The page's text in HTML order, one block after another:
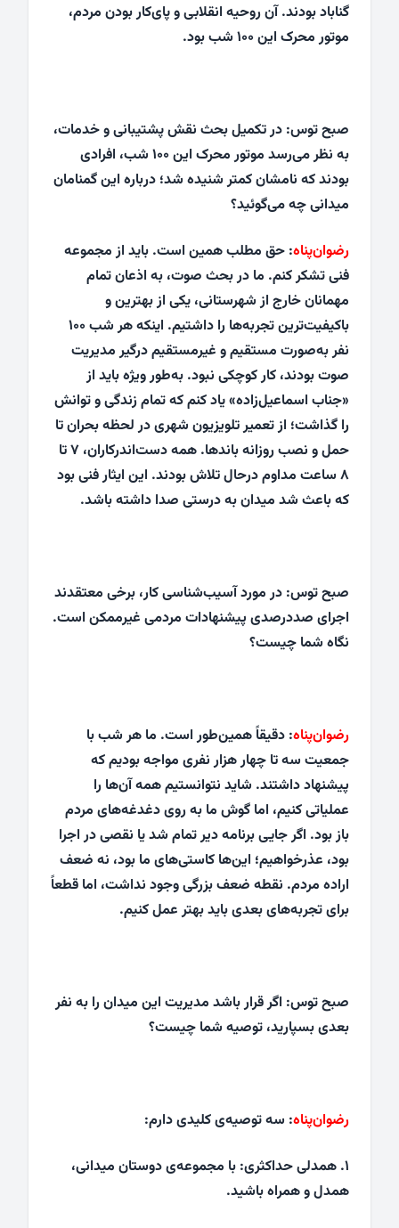
گناباد بودند. آن روحیه‌ انقلابی و پای‌کار بودن مردم،
موتور محرک این ۱۰۰ شب بود.
صبح توس: در تکمیل بحث نقش پشتیبانی و خدمات،
به نظر می‌رسد موتور محرک این ۱۰۰ شب، افرادی
بودند که نامشان کمتر شنیده شد؛ درباره‌ این گمنامان
میدانی چه می‌گوئید؟
رضوان‌پناه: حق مطلب همین است. باید از مجموعه‌
فنی تشکر کنم. ما در بحث صوت، به اذعان تمام
مهمانان خارج از شهرستانی، یکی از بهترین و
باکیفیت‌ترین تجربه‌ها را داشتیم. اینکه هر شب ۱۰۰
نفر به‌صورت مستقیم و غیرمستقیم درگیر مدیریت
صوت بودند، کار کوچکی نبود. به‌طور ویژه باید از
«جناب اسماعیل‌زاده» یاد کنم که تمام زندگی و توانش
را گذاشت؛ از تعمیر تلویزیون شهری در لحظه‌ بحران تا
حمل و نصب روزانه‌ باندها. همه دست‌اندرکاران، ۷ تا
۸ ساعت مداوم درحال تلاش بودند. این ایثار فنی بود
که باعث شد میدان به درستی صدا داشته باشد.
صبح توس: در مورد آسیب‌شناسی کار، برخی معتقدند
اجرای صددرصدی پیشنهادات مردمی غیرممکن است.
نگاه شما چیست؟
رضوان‌پناه: دقیقاً همین‌طور است. ما هر شب با
جمعیت سه تا چهار هزار نفری مواجه بودیم که
پیشنهاد داشتند. شاید نتوانستیم همه‌ آن‌ها را
عملیاتی کنیم، اما گوش ما به روی دغدغه‌های مردم
باز بود. اگر جایی برنامه دیر تمام شد یا نقصی در اجرا
بود، عذرخواهیم؛ این‌ها کاستی‌های ما بود، نه ضعف
اراده‌ مردم. نقطه ضعف بزرگی وجود نداشت، اما قطعاً
برای تجربه‌های بعدی باید بهتر عمل کنیم.
صبح توس: اگر قرار باشد مدیریت این میدان را به نفر
بعدی بسپارید، توصیه شما چیست؟
رضوان‌پناه: سه توصیه‌ی کلیدی دارم:
۱. همدلی حداکثری: با مجموعه‌ی دوستان میدانی،
همدل و همراه باشید.